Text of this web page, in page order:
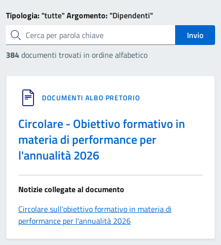
Tipologia: "tutte"Argomento: "Dipendenti"
cerca
Invio
384documenti trovati in ordine alfabetico
DOCUMENTI ALBO PRETORIO
Circolare - Obiettivo formativo in
materia di performance per
l'annualità 2026
Notizie collegate al documento
Circolare sull'obiettivo formativo in materia di
performance per l'annualità 2026